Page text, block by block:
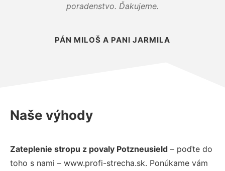
poradenstvo. Ďakujeme.
PÁN MILOŠ A PANI JARMILA
Naše výhody
Zateplenie stropu z povaly Potzneusield – poďte do
toho s nami – www.profi-strecha.sk. Ponúkame vám